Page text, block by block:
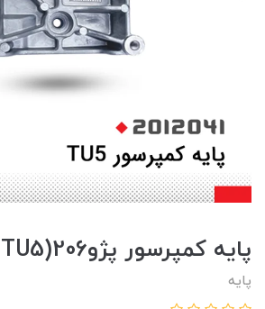
پايه کمپرسور پژو206(TU5)
پایه